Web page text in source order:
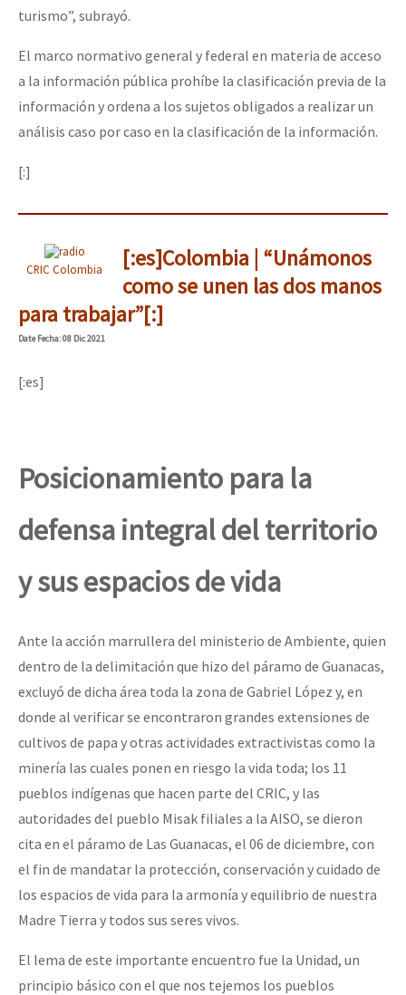
turismo”, subrayó.
El marco normativo general y federal en materia de acceso
a la información pública prohíbe la clasificación previa de la
información y ordena a los sujetos obligados a realizar un
análisis caso por caso en la clasificación de la información.
[:]
CRIC Colombia
[:es]Colombia | “Unámonos
como se unen las dos manos
para trabajar”[:]
DateFecha: 08 Dic 2021
[:es]
Posicionamiento para la
defensa integral del territorio
y sus espacios de vida
Ante la acción marrullera del ministerio de Ambiente, quien
dentro de la delimitación que hizo del páramo de Guanacas,
excluyó de dicha área toda la zona de Gabriel López y, en
donde al verificar se encontraron grandes extensiones de
cultivos de papa y otras actividades extractivistas como la
minería las cuales ponen en riesgo la vida toda; los 11
pueblos indígenas que hacen parte del CRIC, y las
autoridades del pueblo Misak filiales a la AISO, se dieron
cita en el páramo de Las Guanacas, el 06 de diciembre, con
el fin de mandatar la protección, conservación y cuidado de
los espacios de vida para la armonía y equilibrio de nuestra
Madre Tierra y todos sus seres vivos.
El lema de este importante encuentro fue la Unidad, un
principio básico con el que nos tejemos los pueblos